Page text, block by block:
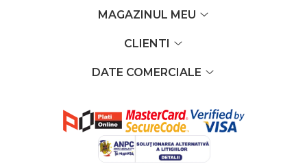
MAGAZINUL MEU
CLIENTI
DATE COMERCIALE